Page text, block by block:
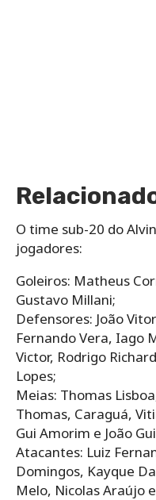
O time sub-20 do
jogadores:
Goleiros: Matheus
Gustavo Millani;
Defensores: João
Fernando Vera, Iago
Victor, Rodrigo
Lopes;
Meias: Thomas
Thomas, Caraguá,
Gui Amorim e João
Atacantes: Luiz
Domingos, Kayque
Melo, Nicolas Araújo